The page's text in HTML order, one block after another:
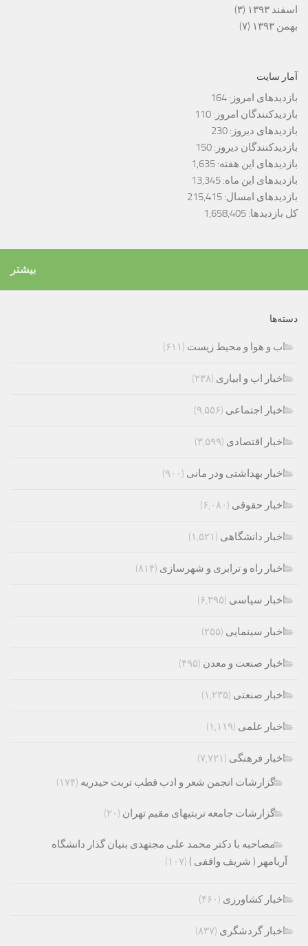
اسفند ۱۳۹۳
(۳)
بهمن ۱۳۹۳
(۷)
آمار سایت
بازدیدهای امروز: 164
بازدیدکنندگان امروز: 110
بازدیدهای دیروز: 230
بازدیدکنندگان دیروز: 150
بازدیدهای این هفته: 1,635
بازدیدهای این ماه: 13,345
بازدیدهای امسال: 215,415
کل بازدیدها: 1,658,405
بیشتر
دسته‌ها
اب و هوا و محیط زیست (۶۱۱)
اخبار اب و ابیاری (۲۳۸)
اخبار اجتماعی (۹,۵۵۶)
اخبار اقتصادی (۳,۵۹۹)
اخبار بهداشتی ودر مانی (۹۰۰)
اخبار حقوقی (۶,۰۸۰)
اخبار دانشگاهی (۱,۵۲۱)
اخبار راه و ترابری و شهرسازی (۸۱۴)
اخبار سیاسی (۶,۳۹۵)
اخبار سینمایی (۲۵۵)
اخبار صنعت و معدن (۴۹۵)
اخبار صنعتی (۱,۲۳۵)
اخبار علمی (۱,۱۱۹)
اخبار فرهنگی (۷,۷۲۱)
گزارشات انجمن شعر و ادب قطب تربت حیدریه (۱۷۴)
گزارشات جامعه تربتیهای مقیم تهران (۲۰)
مصاحبه با دکتر محمد علی مجتهدی بنیان گذار دانشگاه
آریامهر ( شریف واقفی ) (۱۰۷)
اخبار کشاورزی (۴۶۰)
اخبار گردشگری (۸۳۷)